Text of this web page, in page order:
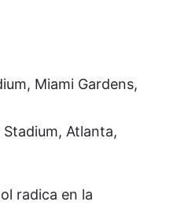
Miami Gardens,
Atlanta,
radica en la